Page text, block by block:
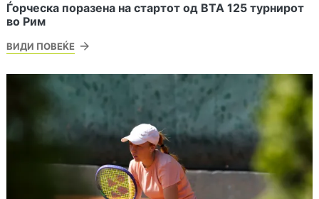
Ѓорческа поразена на стартот од ВТА 125 турнирот
во Рим
ВИДИ ПОВЕЌЕ